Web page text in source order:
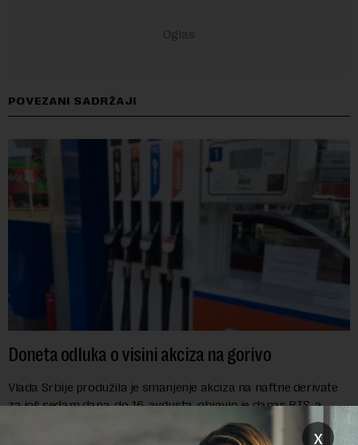
POVEZANI SADRŽAJI
Doneta odluka o visini akciza na gorivo
Vlada Srbije produžila je smanjenje akciza na naftne derivate
za još sedam dana, do 16. avgusta, objavio je danas RTS, a
prenosi Beta.Postojeće smanjenje akciza važi do 9. avgusta
x